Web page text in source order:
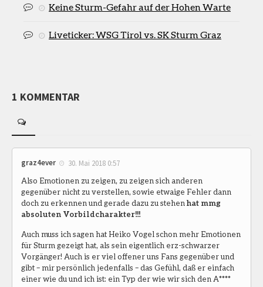
Keine Sturm-Gefahr auf der Hohen Warte
Liveticker: WSG Tirol vs. SK Sturm Graz
1 KOMMENTAR
graz4ever 30. Mai 2018 0:57
Also Emotionen zu zeigen, zu zeigen sich anderen
gegenüber nicht zu verstellen, sowie etwaige Fehler dann
doch zu erkennen und gerade dazu zu stehen hat mmg
absoluten Vorbildcharakter!!!
Auch muss ich sagen hat Heiko Vogel schon mehr Emotionen
für Sturm gezeigt hat, als sein eigentlich erz-schwarzer
Vorgänger! Auch is er viel offener uns Fans gegenüber und
gibt – mir persönlich jedenfalls – das Gefühl, daß er einfach
einer wie du und ich ist: ein Typ der wie wir sich den A****